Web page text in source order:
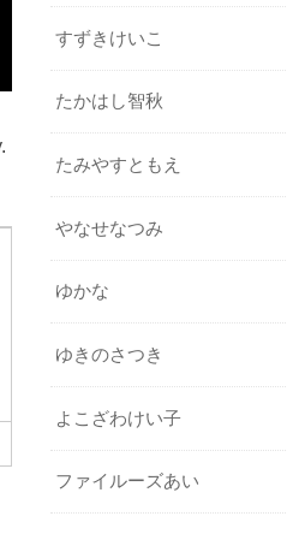
すずきけいこ
たかはし智秋
たみやすともえ
やなせなつみ
ゆかな
ゆきのさつき
よこざわけい子
ファイルーズあい